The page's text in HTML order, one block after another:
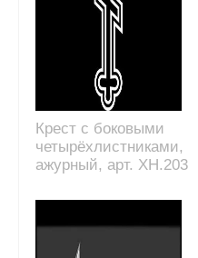
Крест с боковыми
четырёхлистниками,
ажурный, арт. XH.203